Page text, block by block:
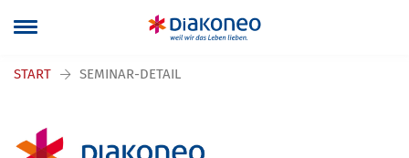
START SEMINAR-DETAIL